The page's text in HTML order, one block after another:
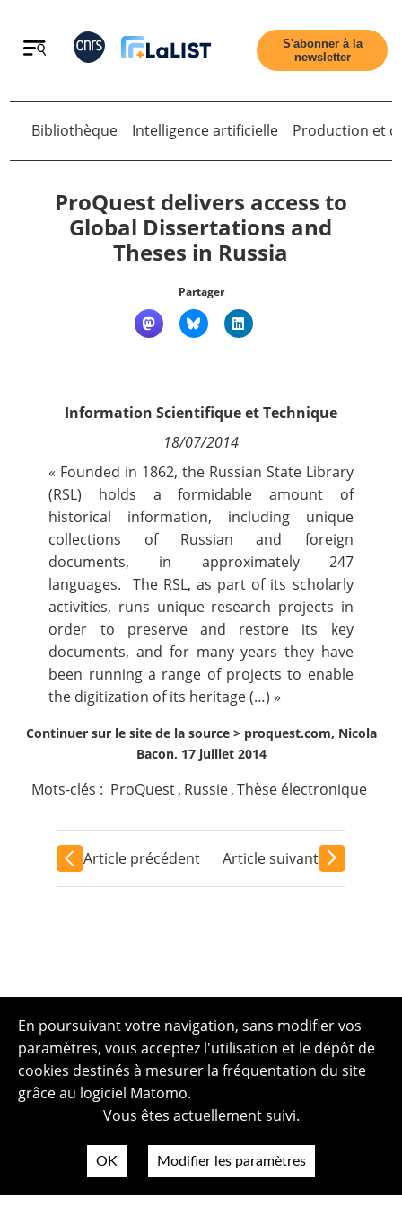
Retour
Contact
Nous suivre
S'abonner à la
newsletter
Retour
Bibliothèque Intelligence artificielle Production et
ProQuest delivers access to
Global Dissertations and
Theses in Russia
Partager
Information Scientifique et Technique
18/07/2014
« Founded in 1862, the Russian State Library
(RSL) holds a formidable amount of
historical information, including unique
collections of Russian and foreign
documents, in approximately 247
languages. The RSL, as part of its scholarly
activities, runs unique research projects in
order to preserve and restore its key
documents, and for many years they have
been running a range of projects to enable
the digitization of its heritage (…) »
Continuer sur le site de la source > proquest.com, Nicola
Bacon, 17 juillet 2014
Mots-clés : ProQuest, Russie,Thèse électronique
Article précédent Article suivant
En poursuivant votre navigation, sans modifier vos
paramètres, vous acceptez l'utilisation et le dépôt de
cookies destinés à mesurer la fréquentation du site
grâce au logiciel Matomo.
Vous êtes actuellement suivi.
OK Modifier les paramètres